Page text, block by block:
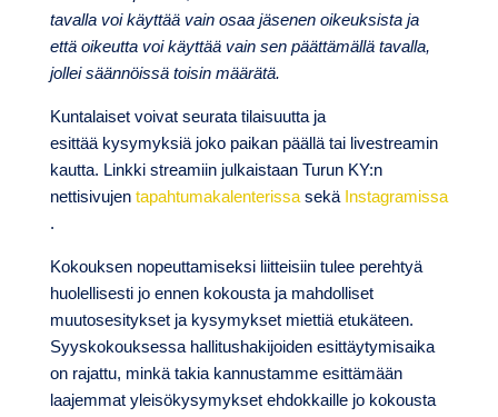
tavalla voi käyttää vain osaa jäsenen oikeuksista ja
että oikeutta voi käyttää vain sen päättämällä tavalla,
jollei säännöissä toisin määrätä.
Kuntalaiset voivat seurata tilaisuutta ja
esittää kysymyksiä joko paikan päällä tai livestreamin
kautta. Linkki streamiin julkaistaan Turun KY:n
nettisivujen tapahtumakalenterissasekä Instagramissa
.
Kokouksen nopeuttamiseksi liitteisiin tulee perehtyä
huolellisesti jo ennen kokousta ja mahdolliset
muutosesitykset ja kysymykset miettiä etukäteen.
Syyskokouksessa hallitushakijoiden esittäytymisaika
on rajattu, minkä takia kannustamme esittämään
laajemmat yleisökysymykset ehdokkaille jo kokousta